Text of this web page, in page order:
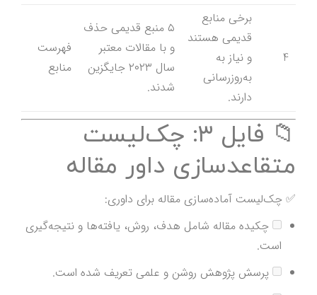
4
برخی منابع
قدیمی هستند
و نیاز به
به‌روزرسانی
دارند.
۵ منبع قدیمی حذف
و با مقالات معتبر
سال ۲۰۲۳ جایگزین
شدند.
فهرست
منابع
📁 فایل ۳: چک‌لیست
متقاعدسازی داور مقاله
✅ چک‌لیست آماده‌سازی مقاله برای داوری:
چکیده مقاله شامل هدف، روش، یافته‌ها و نتیجه‌گیری
است.
پرسش پژوهش روشن و علمی تعریف شده است.